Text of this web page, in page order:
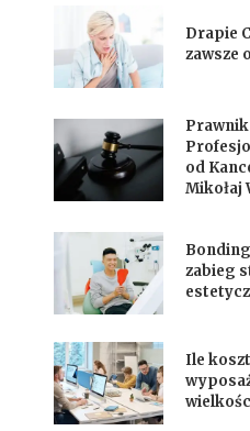
Drapie
zawsze
od
Mikołaj
zabieg
Ile